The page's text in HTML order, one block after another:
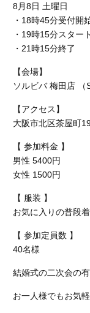
8月8日 土曜日
・18時45分受付開
・19時15分スタート
・21時15分終了
【会場】
ソルビバ 梅田店 （
【アクセス】
大阪市北区茶屋町
【 参加料金 】
男性 5400円
女性 1500円
【 服装 】
お気に入りの普段
【 参加定員数 】
40名様
結婚式の二次会の
お一人様でもお気